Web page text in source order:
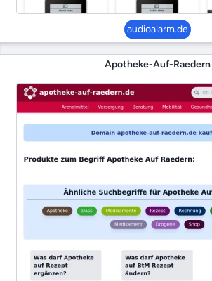
audioalarm.de
Apotheke-Auf-Raedern